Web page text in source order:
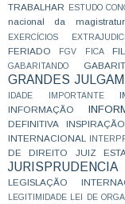
TRABALHAR
ESTUDO
nacional da
EXERCÍCIOS
FERIADO FGV FICA
GABARITANDO
GRANDES
IDADE
IMPORTANTE
INFORMAÇÃO
DEFINITIVA
INSPIRAÇÃO
INTERNACIONAL
DE DIREITO
JUIZ
JURISPRUDENCIA
LEGISLAÇÃO
LEGITIMIDADE LEI DE